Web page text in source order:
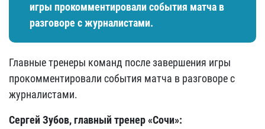
игры прокомментировали события матча в
разговоре с журналистами.
Главные тренеры команд после завершения игры
прокомментировали события матча в разговоре с
журналистами.
Сергей Зубов, главный тренер «Сочи»: